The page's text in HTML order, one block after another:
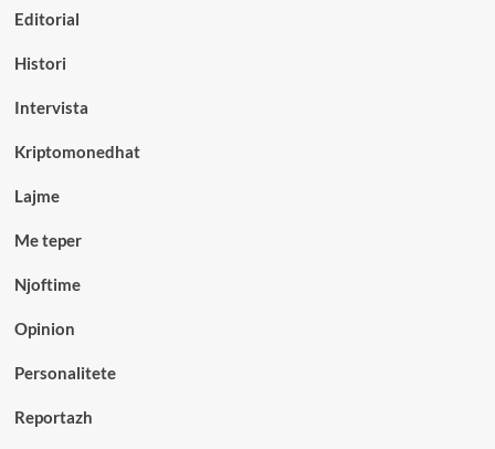
Editorial
Histori
Intervista
Kriptomonedhat
Lajme
Me teper
Njoftime
Opinion
Personalitete
Reportazh